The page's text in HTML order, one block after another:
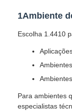
1Ambiente
Escolha 1.4410
Para ambientes
especialistas